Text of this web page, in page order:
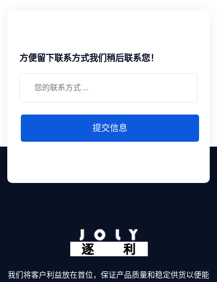
方便留下联系方式我们稍后联系您！
提交信息
我们将客户利益放在首位，保证产品质量和稳定供货以便能